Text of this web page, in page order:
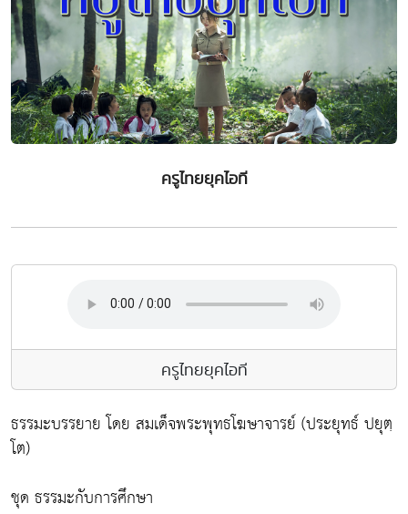
ครูไทยยุคไอที
ครูไทยยุคไอที
ธรรมะบรรยาย โดย สมเด็จพระพุทธโฆษาจารย์ (ประยุทธ์ ปยุตฺ
โต)
ชุด ธรรมะกับการศึกษา